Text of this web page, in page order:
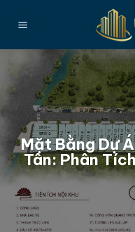
qua
dung
Mặt Bằng Dự
Tân: Phân